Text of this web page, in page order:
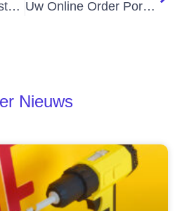
Uw drukwerk uitbesteden? Uw Online Order Portal: velderstock.nl
Nieuws